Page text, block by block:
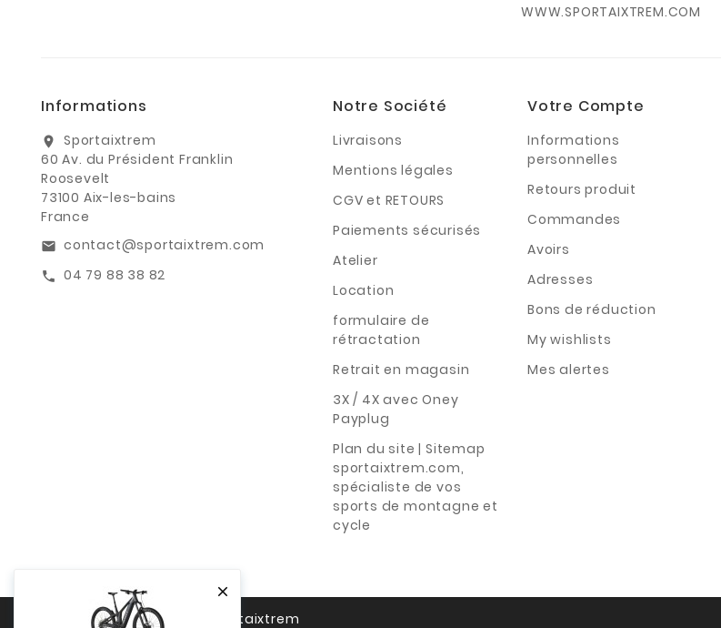

WWW.SPORTAIXTREM.COM
Informations
location_on
Sportaixtrem
60 Av. du Président Franklin
Roosevelt
73100 Aix-les-bains
France
email contact@sportaixtrem.com
call 04 79 88 38 82
Notre Société
Livraisons
Mentions légales
CGV et RETOURS
Paiements sécurisés
Atelier
Location
formulaire de
rétractation
Retrait en magasin
3X / 4X avec Oney
Payplug
Plan du site | Sitemap
sportaixtrem.com,
spécialiste de vos
sports de montagne et
cycle
Votre Compte
Informations
personnelles
Retours produit
Commandes
Avoirs
Adresses
Bons de réduction
My wishlists
Mes alertes
© 2026 - Sportaixtrem